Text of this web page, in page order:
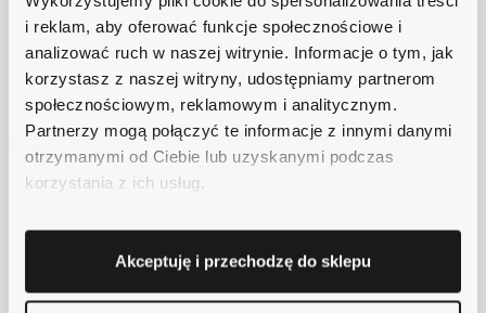
i reklam, aby oferować funkcje społecznościowe i
analizować ruch w naszej witrynie. Informacje o tym, jak
korzystasz z naszej witryny, udostępniamy partnerom
społecznościowym, reklamowym i analitycznym.
Partnerzy mogą połączyć te informacje z innymi danymi
otrzymanymi od Ciebie lub uzyskanymi podczas
korzystania z ich usług.
Akceptuję i przechodzę do sklepu
Zamówienia wysyłamy w ciągu 1-2 dni, koszt
dostawy już od 18zł.
Bezpieczne płatności
Płatności obsługuje Przelewy24 - największy
operator płatności online w Polsce.
Masz pytania dotyczące produktu?
Zadzwoń do nas 62 733 86 11 lub napisz e-